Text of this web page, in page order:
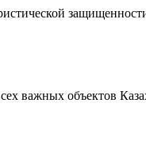
важных объектов